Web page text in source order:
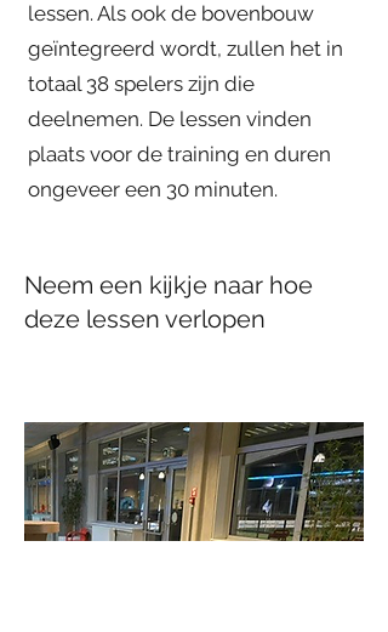
lessen. Als ook de bovenbouw
geïntegreerd wordt, zullen het in
totaal 38 spelers zijn die
deelnemen. De lessen vinden
plaats voor de training en duren
ongeveer een 30 minuten.
Neem een kijkje naar hoe
deze lessen verlopen